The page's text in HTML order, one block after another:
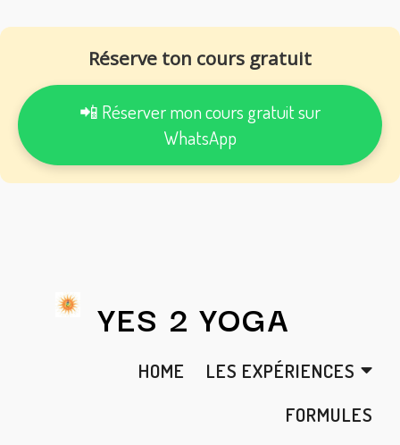
Réserve ton cours gratuit
📲 Réserver mon cours gratuit sur
WhatsApp
YES 2 YOGA
HOME
LES EXPÉRIENCES
FORMULES